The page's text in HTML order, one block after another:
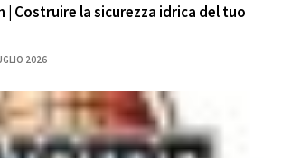
| Costruire la sicurezza idrica del tuo
2026